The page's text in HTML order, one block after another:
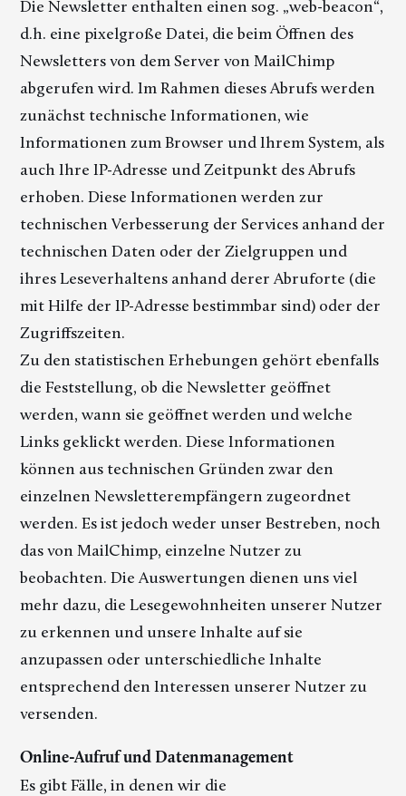
Die Newsletter enthalten einen sog. „web-beacon“,
d.h. eine pixelgroße Datei, die beim Öffnen des
Newsletters von dem Server von MailChimp
abgerufen wird. Im Rahmen dieses Abrufs werden
zunächst technische Informationen, wie
Informationen zum Browser und Ihrem System, als
auch Ihre IP-Adresse und Zeitpunkt des Abrufs
erhoben. Diese Informationen werden zur
technischen Verbesserung der Services anhand der
technischen Daten oder der Zielgruppen und
ihres Leseverhaltens anhand derer Abruforte (die
mit Hilfe der IP-Adresse bestimmbar sind) oder der
Zugriffszeiten.
Zu den statistischen Erhebungen gehört ebenfalls
die Feststellung, ob die Newsletter geöffnet
werden, wann sie geöffnet werden und welche
Links geklickt werden. Diese Informationen
können aus technischen Gründen zwar den
einzelnen Newsletterempfängern zugeordnet
werden. Es ist jedoch weder unser Bestreben, noch
das von MailChimp, einzelne Nutzer zu
beobachten. Die Auswertungen dienen uns viel
mehr dazu, die Lesegewohnheiten unserer Nutzer
zu erkennen und unsere Inhalte auf sie
anzupassen oder unterschiedliche Inhalte
entsprechend den Interessen unserer Nutzer zu
versenden.
Online-Aufruf und Datenmanagement
Es gibt Fälle, in denen wir die